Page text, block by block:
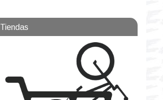
Tiendas